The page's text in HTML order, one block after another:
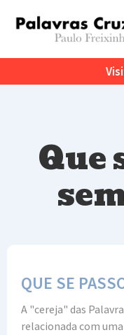
Que
QUE SE
A "cereja" das
relacionada com